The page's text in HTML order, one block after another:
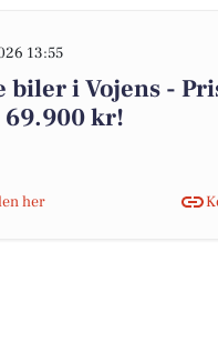
13:55
biler i Vojens -
kr!
her